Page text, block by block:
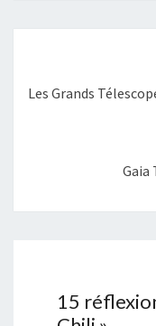
Les Grands
Gaia
15